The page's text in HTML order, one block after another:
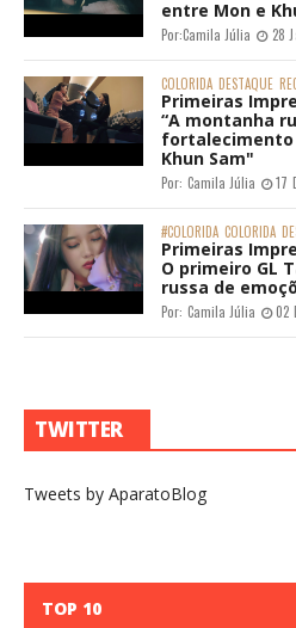
entre Mon e
Por:Camila Júlia 28
COLORIDA DESTAQUE
Primeiras
“A montanha
fortalecimento
Khun Sam"
Por: Camila Júlia 17
#COLORIDA COLORIDA
Primeiras
O primeiro GL
russa de
Por: Camila Júlia 02
TWITTER
Tweets by AparatoBlog
TOP 10